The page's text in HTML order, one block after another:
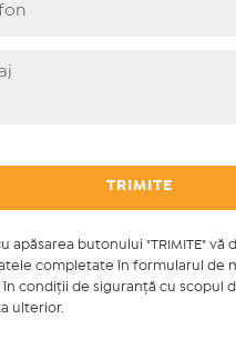
apăsarea butonului "TRIMITE" vă
completate în formularul de
condiţii de siguranţă cu scopul
ulterior.